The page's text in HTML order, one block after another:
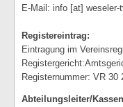
E-Mail: info [at] weseler-
Registereintrag:
Eintragung im
Registernummer: VR 30
Abteilungsleiter/